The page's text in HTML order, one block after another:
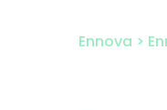
Ennova >